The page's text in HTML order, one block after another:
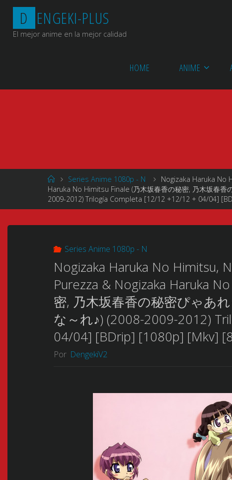
Saltar
contenido
D ENGEKI-PLUS
El mejor anime en la mejor calidad
HOME ANIME
Página
de
Inicio
Series Anime 1080p - N
Nogizaka Haruka No
Haruka No Himitsu Finale (乃木坂春香の秘密, 乃木坂春香
2009-2012) Trilogía Completa [12/12 +12/12 + 04/04]
Series Anime 1080p - N
Nogizaka Haruka No Himitsu,
Purezza & Nogizaka Haruka
密, 乃木坂春香の秘密ぴゃあ
な～れ♪) (2008-2009-2012)
04/04] [BDrip] [1080p] [Mkv]
Por DengekiV2